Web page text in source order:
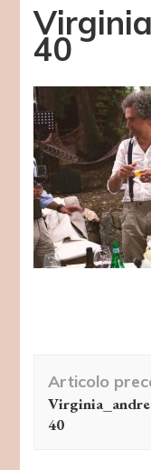
40
articolo
Articolo
40